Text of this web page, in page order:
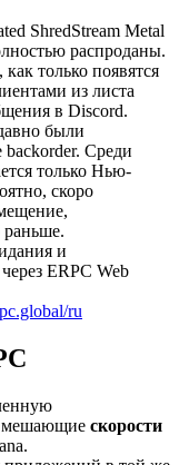
ShredStream Metal
распроданы.
только появятся
из листа
в Discord.
были
backorder. Среди
только Нью-
скоро
раньше.
и
ERPC Web
ru
мешающие скорости